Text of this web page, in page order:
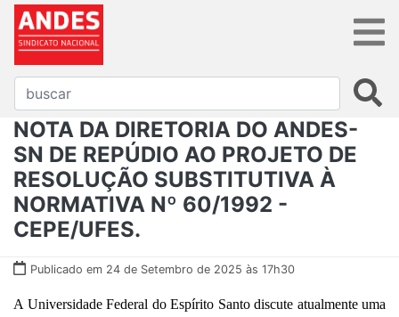
NOTA DA DIRETORIA DO ANDES-
SN DE REPÚDIO AO PROJETO DE
RESOLUÇÃO SUBSTITUTIVA À
NORMATIVA Nº 60/1992 -
CEPE/UFES.
Publicado em 24 de Setembro de 2025 às 17h30
A Universidade Federal do Espírito Santo discute atualmente uma